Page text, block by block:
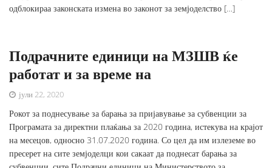
одблокираа законската измена во законот за земјоделство […]
Подрачните единици на МЗШВ ќе
работат и за време на
јули 22, 2020
Рокот за поднесување за барања за пријавување за субвенции за
Програмата за директни плаќања за 2020 година, истекува на крајот
на месецов, односно 31.07.2020 година. Со цел да им излеземе во
пресерет на сите земјоделци кои сакаат да поднесат барања за